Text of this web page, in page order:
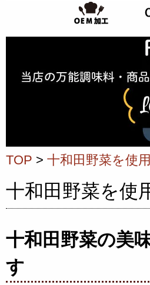
TOP > 十和田野菜を使
十和田野菜を使
十和田野菜の美
す